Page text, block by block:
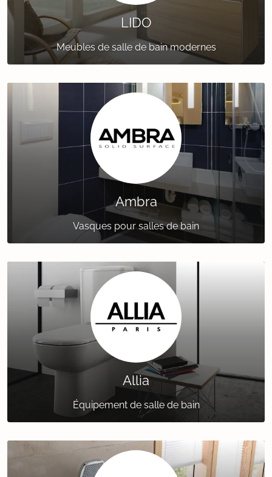
LIDO
Meubles de salle de bain modernes
Ambra
Vasques pour salles de bain
Allia
Équipement de salle de bain